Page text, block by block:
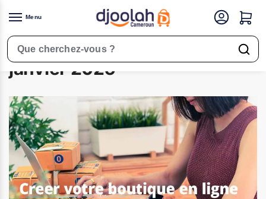
Menu
Rechercher un produit
Accueil 2025 / janvier
janvier 2025